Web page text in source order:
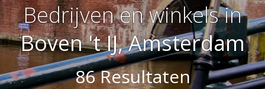
Bedrijven en winkels in
Boven 't IJ, Amsterdam
86 Resultaten